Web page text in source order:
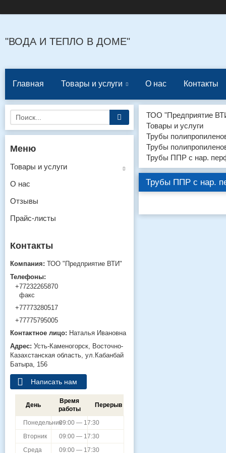
"ВОДА И ТЕПЛО В ДОМЕ"
Главная Товары и услуги О нас Контакты
ТОО "Предприятие
Товары и услуги
Трубы
Трубы
Трубы ППР с нар.
Трубы ППР с нар.
Товары и услуги
О нас
Отзывы
Прайс-листы
ТОО "Предприятие ВТИ"
+77232265870
факс
+77773280517
+77775795005
Наталья Ивановна
Усть-Каменогорск
Восточно-
Казахстанская область ул.Кабанбай
Батыра, 156
Написать нам
День
Время
работы
Перерыв
Понедельник09:00 — 17:30
Вторник
09:00 — 17:30
Среда
09:00 — 17:30